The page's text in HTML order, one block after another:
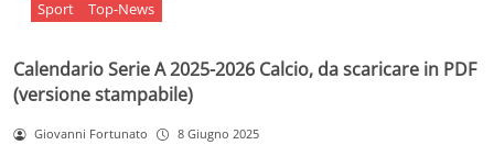
Sport Top-News
Calendario Serie A 2025-2026 Calcio, da scaricare in PDF
(versione stampabile)
Giovanni Fortunato 8 Giugno 2025